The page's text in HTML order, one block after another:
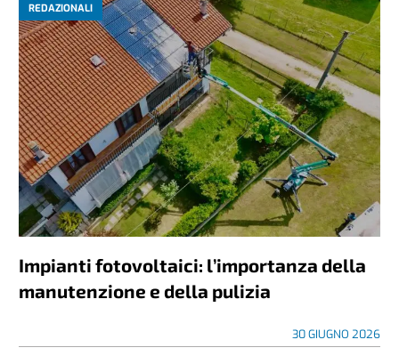
REDAZIONALI
Impianti fotovoltaici: l’importanza della
manutenzione e della pulizia
30 GIUGNO 2026